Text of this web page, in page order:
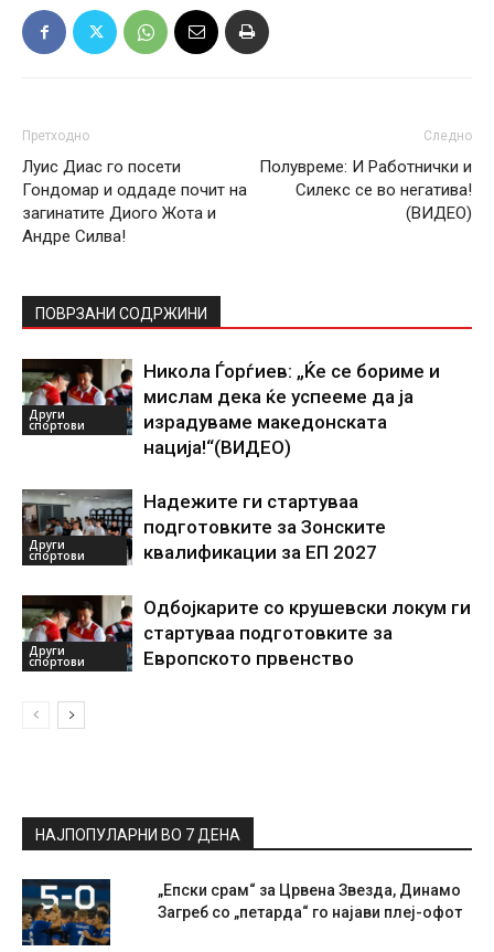
Претходно
Луис Диас го посети
Гондомар и оддаде почит на
загинатите Диого Жота и
Андре Силва!
Следно
Полувреме: И Работнички и
Силекс се во негатива!
(ВИДЕО)
ПОВРЗАНИ СОДРЖИНИ
Други
спортови
Никола Ѓорѓиев: „Ќе се бориме и
мислам дека ќе успееме да ја
израдуваме македонската
нација!“(ВИДЕО)
Други
спортови
Надежите ги стартуваа
подготовките за Зонските
квалификации за ЕП 2027
Други
спортови
Одбојкарите со крушевски локум ги
стартуваа подготовките за
Европското првенство
НАЈПОПУЛАРНИ ВО 7 ДЕНА
„Епски срам“ за Црвена Звезда, Динамо
Загреб со „петарда“ го најави плеј-офот